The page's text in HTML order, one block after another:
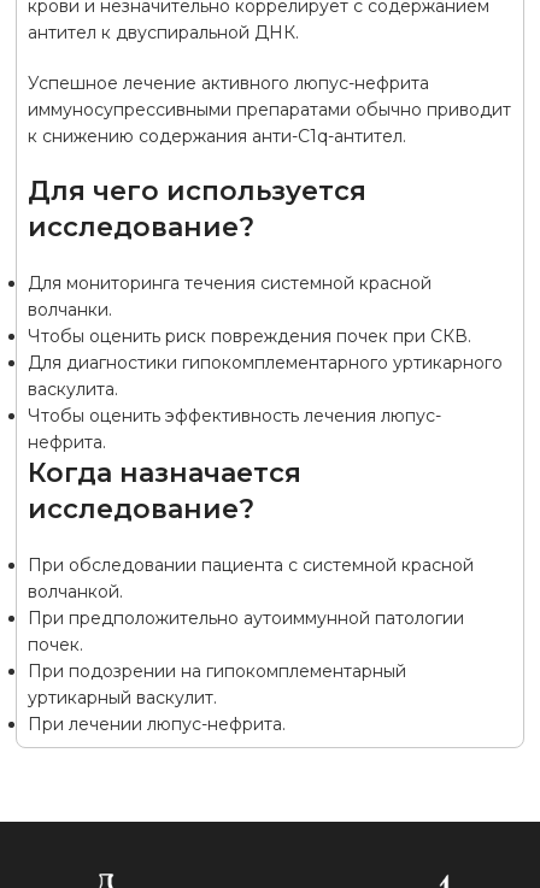
крови и незначительно коррелирует с содержанием
антител к двуспиральной ДНК.
Успешное лечение активного люпус-нефрита
иммуносупрессивными препаратами обычно приводит
к снижению содержания анти-C1q-антител.
Для чего используется
исследование?
Для мониторинга течения системной красной
волчанки.
Чтобы оценить риск повреждения почек при СКВ.
Для диагностики гипокомплементарного уртикарного
васкулита.
Чтобы оценить эффективность лечения люпус-
нефрита.
Когда назначается
исследование?
При обследовании пациента с системной красной
волчанкой.
При предположительно аутоиммунной патологии
почек.
При подозрении на гипокомплементарный
уртикарный васкулит.
При лечении люпус-нефрита.